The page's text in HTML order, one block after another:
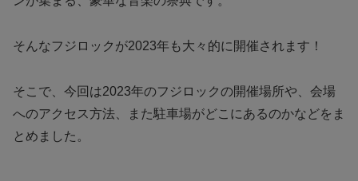
そんなフジロックが2023年も大々的に開催されます！
そこで、今回は2023年のフジロックの開催場所や、会場
へのアクセス方法、また駐車場がどこにあるのかなどをま
とめました。